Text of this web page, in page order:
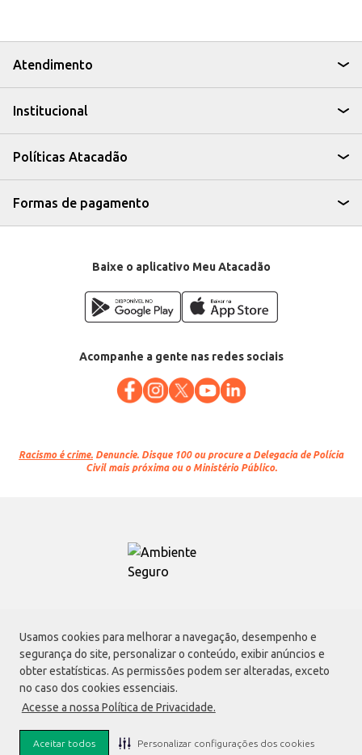
Usamos cookies para melhorar a navegação, desempenho e
segurança do site, personalizar o conteúdo, exibir anúncios e
obter estatísticas. As permissões podem ser alteradas, exceto
no caso dos cookies essenciais.
Acesse a nossa Política de Privacidade.
Aceitar todos Personalizar configurações dos cookies
Atendimento
Institucional
Políticas Atacadão
Formas de pagamento
Baixe o aplicativo Meu Atacadão
Acompanhe a gente nas redes sociais
Racismo é crime. Denuncie. Disque 100 ou procure a Delegacia de Polícia
Civil mais próxima ou o Ministério Público.
Atacadão S.A.
Avenida Morvan Dias de Figueiredo, 6169, Vila Maria, São Paulo - SP | CEP
02170-901 | CNPJ: 75.315.333/0001-09
Envio de documentos administrativos e jurídicos:
02170-901
faleconosco@atacadao.com.br